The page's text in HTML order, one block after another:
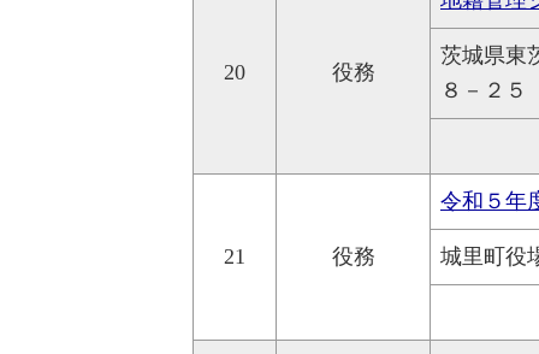
20 役務
茨城県東
８－２
21 役務
令和５年
城里町役